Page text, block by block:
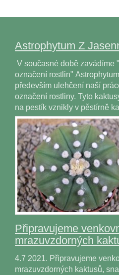
Astrophytum Z
V současné době zavádíme
označení rostlin"
především ulehčení naší
označení rostliny. Tyto
na pestík vznikly v pěstírně
Připravujeme
mrazuvzdorných
4.7 2021. Připravujeme
mrazuvzdorných kaktusů,